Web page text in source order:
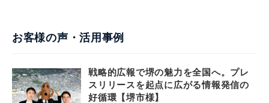
お客様の声・活用事例
戦略的広報で堺の魅力を全国へ。プレ
スリリースを起点に広がる情報発信の
好循環【堺市様】